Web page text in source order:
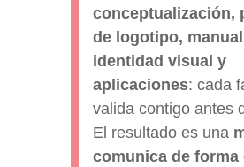
conceptualización,
de logotipo,
identidad visual y
aplicaciones: cada
valida contigo antes
El resultado es una
comunica de forma